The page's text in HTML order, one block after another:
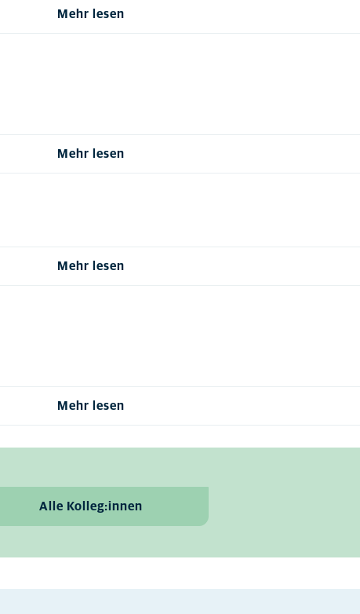
Mehr lesen
Mehr lesen
Mehr lesen
Mehr lesen
Alle Kolleg:innen